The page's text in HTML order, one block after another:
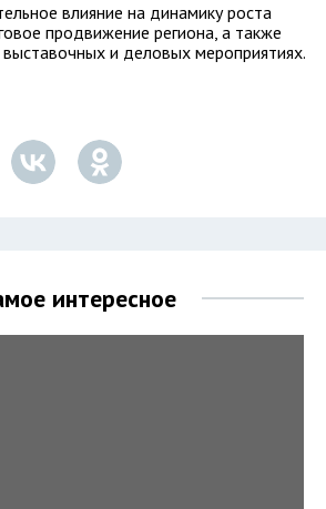
влияние на динамику роста
продвижение региона, а также
и деловых мероприятиях.
интересное